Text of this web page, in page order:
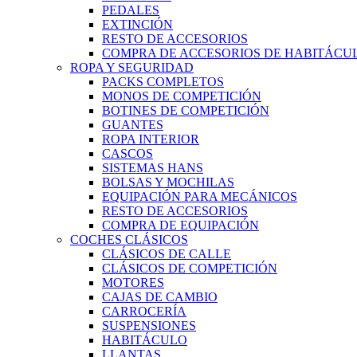
PEDALES
EXTINCIÓN
RESTO DE ACCESORIOS
COMPRA DE ACCESORIOS DE
ROPA Y SEGURIDAD
PACKS COMPLETOS
MONOS DE COMPETICIÓN
BOTINES DE COMPETICIÓN
GUANTES
ROPA INTERIOR
CASCOS
SISTEMAS HANS
BOLSAS Y MOCHILAS
EQUIPACIÓN PARA MECÁNICOS
RESTO DE ACCESORIOS
COMPRA DE EQUIPACIÓN
COCHES CLÁSICOS
CLÁSICOS DE CALLE
CLÁSICOS DE COMPETICIÓN
MOTORES
CAJAS DE CAMBIO
CARROCERÍA
SUSPENSIONES
HABITÁCULO
LLANTAS